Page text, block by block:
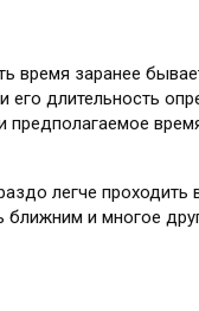
время заранее
длительность
легче проходить
ближним и многое